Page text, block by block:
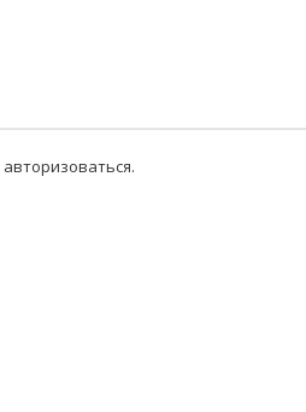
авторизоваться.